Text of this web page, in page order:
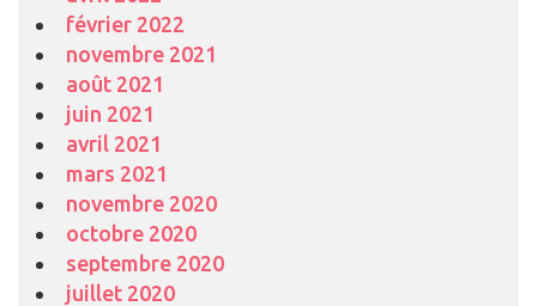
février 2022
novembre 2021
août 2021
juin 2021
avril 2021
mars 2021
novembre 2020
octobre 2020
septembre 2020
juillet 2020